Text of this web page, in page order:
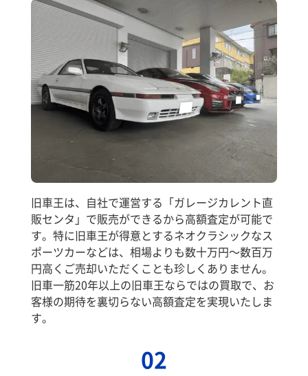
旧車王は、自社で運営する「ガレージカレント直
販センタ」で販売ができるから高額査定が可能で
す。特に旧車王が得意とするネオクラシックなス
ポーツカーなどは、相場よりも数十万円～数百万
円高くご売却いただくことも珍しくありません。
旧車一筋20年以上の旧車王ならではの買取で、お
客様の期待を裏切らない高額査定を実現いたしま
す。
02